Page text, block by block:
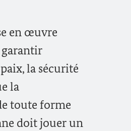
en œuvre
garantir
la sécurité
la
toute forme
doit jouer un